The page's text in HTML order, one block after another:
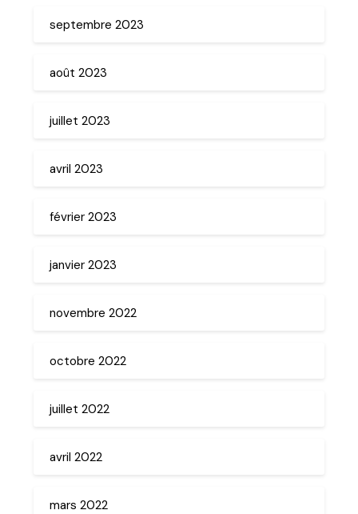
septembre 2023
août 2023
juillet 2023
avril 2023
février 2023
janvier 2023
novembre 2022
octobre 2022
juillet 2022
avril 2022
mars 2022